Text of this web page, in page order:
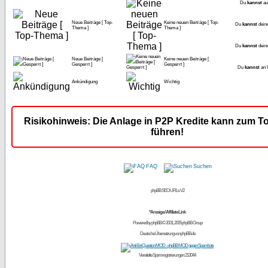
Neue Beiträge [ Top-
Thema ]
Keine neuen Beiträge [ Top-
Thema ]
Neue Beiträge [
Gesperrt ]
Keine neuen Beiträge [
Gesperrt ]
Ankündigung Wichtig
Du kannst
Du kannst
Du kannst
Du kannst an
Risikohinweis: Die Anlage in P2P Kredite kann zum
führen!
FAQ Suchen
phpBB SEO URLs V2
*Anzeige / Affiliate Link
Powered byphpBB© 2001, 2005 phpBB Group
Deutsche Übersetzung vonphpBB.de
Vereitelte Spamregistrierungen: 213044